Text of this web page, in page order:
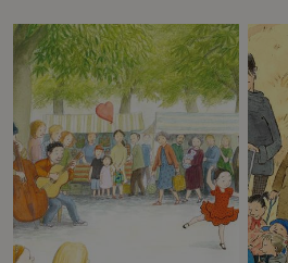
Ingrid Vang Nyman och